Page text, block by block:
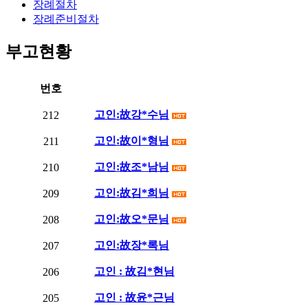
장례절차
장례준비절차
부고현황
번호
212 고인:故강*수님
211 고인:故이*형님
210 고인:故조*남님
209 고인:故김*희님
208 고인:故오*문님
207 고인:故장*록님
206 고인 : 故김*현님
205 고인 : 故윤*근님